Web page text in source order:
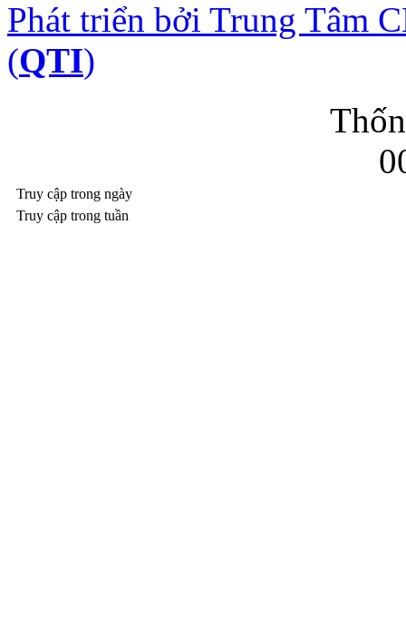
Phát triển bởi Trung Tâm
(QTI)
0
Truy cập trong ngày
Truy cập trong tuần